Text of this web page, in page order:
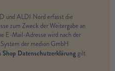
und ALDI Nord erfasst die
zum Zweck der Weitergabe an
E-Mail-Adresse wird nach der
der medion GmbH
Datenschutzerklärunggilt